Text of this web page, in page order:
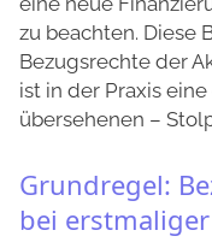
zu beachten. Diese
Bezugsrechte der
ist in der Praxis
übersehenen –
Grundregel:
bei